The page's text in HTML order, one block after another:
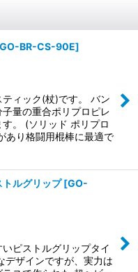
GO-BR-CS-90E]
ィック(杖)です。 バン
量の重合ポリプロピレ
。 (ソリッド ポリプロ
あり格闘用棍棒に最適で
ルグリップ [GO-
ピストルグリップタイ
デザインですが、実力は